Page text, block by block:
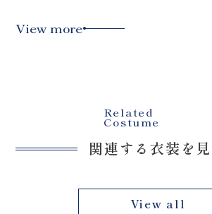
View more
Related
Costume
関連する衣装を見
View all